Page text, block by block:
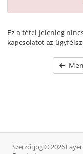
Ez a tétel jelenleg
kapcsolatot az
Szerzői jog © 2026